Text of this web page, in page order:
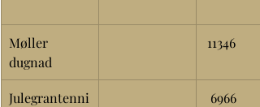
Møller
dugnad
11346
Julegrantenni
6966